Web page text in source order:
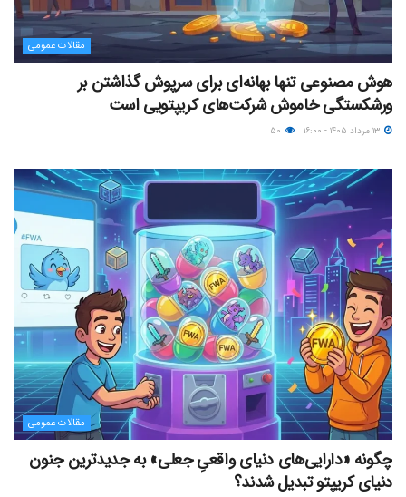
مقالات عمومی
هوش مصنوعی تنها بهانه‌ای برای سرپوش گذاشتن بر
ورشکستگی خاموش شرکت‌های کریپتویی است
مقالات عمومی
چگونه «دارایی‌های دنیای واقعیِ جعلی» به جدیدترین جنون
دنیای کریپتو تبدیل شدند؟